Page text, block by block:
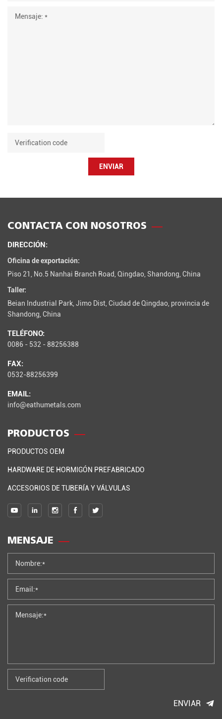
ENVIAR
CONTACTA CON NOSOTROS
DIRECCIÓN:
Oficina de exportación:
Piso 21, No.5 Nanhai Branch Road, Qingdao, Shandong, China
Taller:
Beian Industrial Park, Jimo Dist, Ciudad de Qingdao, provincia de
Shandong, China
TELÉFONO:
0086 - 532 - 88256388
FAX:
0532-88256399
EMAIL:
info@eathumetals.com
PRODUCTOS
PRODUCTOS OEM
HARDWARE DE HORMIGÓN PREFABRICADO
ACCESORIOS DE TUBERÍA Y VÁLVULAS
MENSAJE
ENVIAR